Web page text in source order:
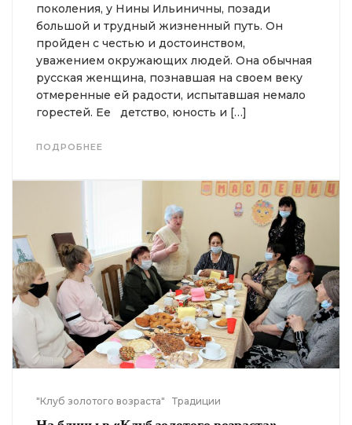
поколения, у Нины Ильиничны, позади
большой и трудный жизненный путь. Он
пройден с честью и достоинством,
уважением окружающих людей. Она обычная
русская женщина, познавшая на своем веку
отмеренные ей радости, испытавшая немало
горестей. Ее детство, юность и […]
ПОДРОБНЕЕ
"Клуб золотого возраста" Традиции